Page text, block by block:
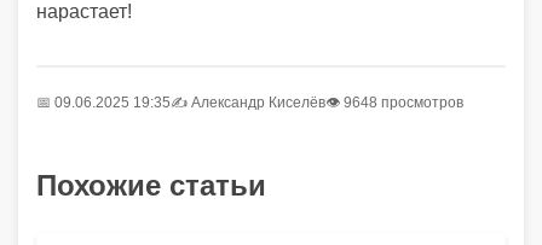
нарастает!
📅 09.06.2025 19:35✍️ Александр Киселёв👁 9648 просмотров
Похожие статьи